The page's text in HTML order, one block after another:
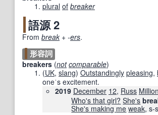
plural of breaker
語源 2
From break +‎ -ers.
形容詞
breakers (not comparable)
(UK, slang) Outstandingly pleasing,
oneˈs excitement.
2019 December 12, Russ
Who's that girl? She's
She's making me weak, s-